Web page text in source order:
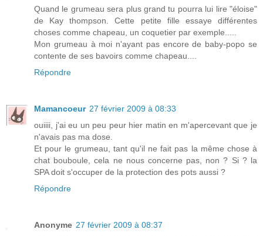
Quand le grumeau sera plus grand tu pourra lui lire "éloise"
de Kay thompson. Cette petite fille essaye différentes
choses comme chapeau, un coquetier par exemple.....
Mon grumeau à moi n'ayant pas encore de baby-popo se
contente de ses bavoirs comme chapeau....
Répondre
Mamancoeur 27 février 2009 à 08:33
ouiiii, j'ai eu un peu peur hier matin en m'apercevant que je
n'avais pas ma dose.
Et pour le grumeau, tant qu'il ne fait pas la même chose à
chat bouboule, cela ne nous concerne pas, non ? Si ? la
SPA doit s'occuper de la protection des pots aussi ?
Répondre
Anonyme 27 février 2009 à 08:37